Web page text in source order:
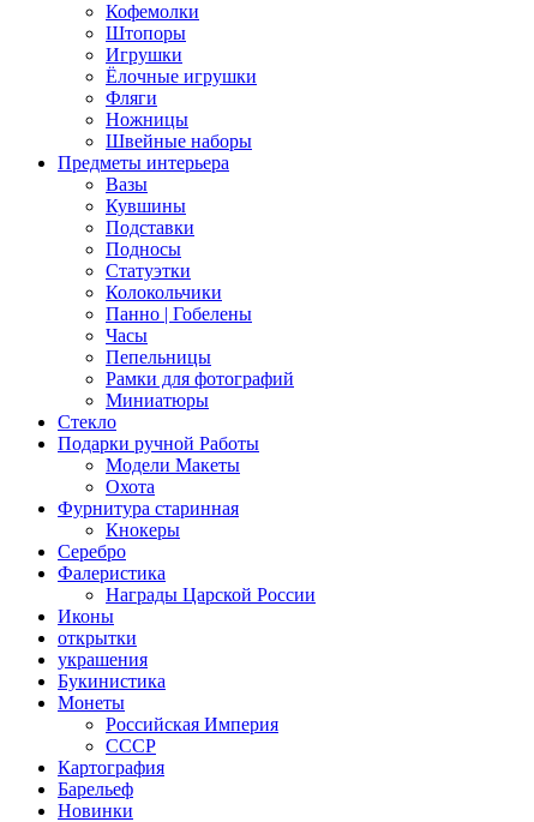
Кофемолки
Штопоры
Игрушки
Ёлочные игрушки
Фляги
Ножницы
Швейные наборы
Предметы интерьера
Вазы
Кувшины
Подставки
Подносы
Статуэтки
Колокольчики
Панно | Гобелены
Часы
Пепельницы
Рамки для фотографий
Миниатюры
Стекло
Подарки ручной Работы
Модели Макеты
Охота
Фурнитура старинная
Кнокеры
Серебро
Фалеристика
Награды Царской России
Иконы
открытки
украшения
Букинистика
Монеты
Российская Империя
СССР
Картография
Барельеф
Новинки